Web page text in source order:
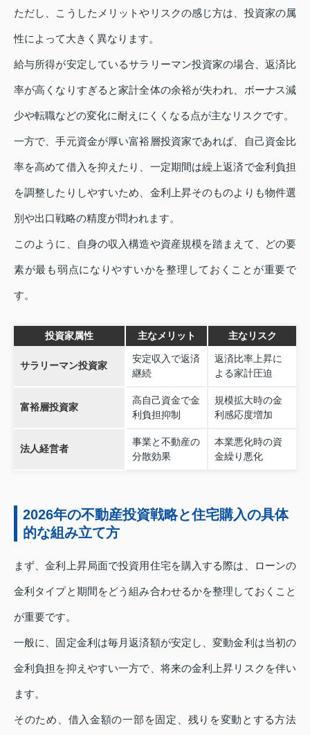
ただし、こうしたメリットやリスクの感じ方は、投資家の属
性によって大きく異なります。
給与所得が安定しているサラリーマン投資家の場合、返済比
率が高くなりすぎると家計全体の余裕が失われ、ボーナス減
少や転職などの変化に耐えにくくなる点が主なリスクです。
一方で、手元資金が厚い富裕層投資家であれば、自己資金比
率を高めて借入を抑えたり、一定期間は繰上返済で金利負担
を調整したりしやすいため、金利上昇そのものよりも物件選
別や出口戦略の精度が問われます。
このように、自身の収入構造や資産規模を踏まえて、どの要
素が最も弱点になりやすいかを整理しておくことが重要で
す。
投資家属性 主なメリット 主なリスク
サラリーマン投資家
安定収入で返済
継続
返済比率上昇に
よる家計圧迫
富裕層投資家
高自己資金で金
利負担抑制
規模拡大時の金
利感応度増加
法人経営者
事業と不動産の
分散効果
本業悪化時の資
金繰り悪化
2026年の不動産投資戦略と住宅購入の具体
的な組み立て方
まず、金利上昇局面で投資用住宅を購入する際は、ローンの
金利タイプと期間をどう組み合わせるかを整理しておくこと
が重要です。
一般に、固定金利は毎月返済額が安定し、変動金利は当初の
金利負担を抑えやすい一方で、将来の金利上昇リスクを伴い
ます。
そのため、借入金額の一部を固定、残りを変動とする方法